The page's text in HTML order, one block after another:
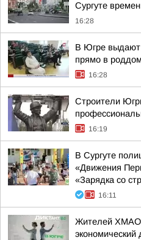
Сургуте
16:28
В Югре выдают
прямо в
16:28
Строители
16:19
В Сургуте
«Движения
«Зарядка со
16:11
Жителей ХМАО